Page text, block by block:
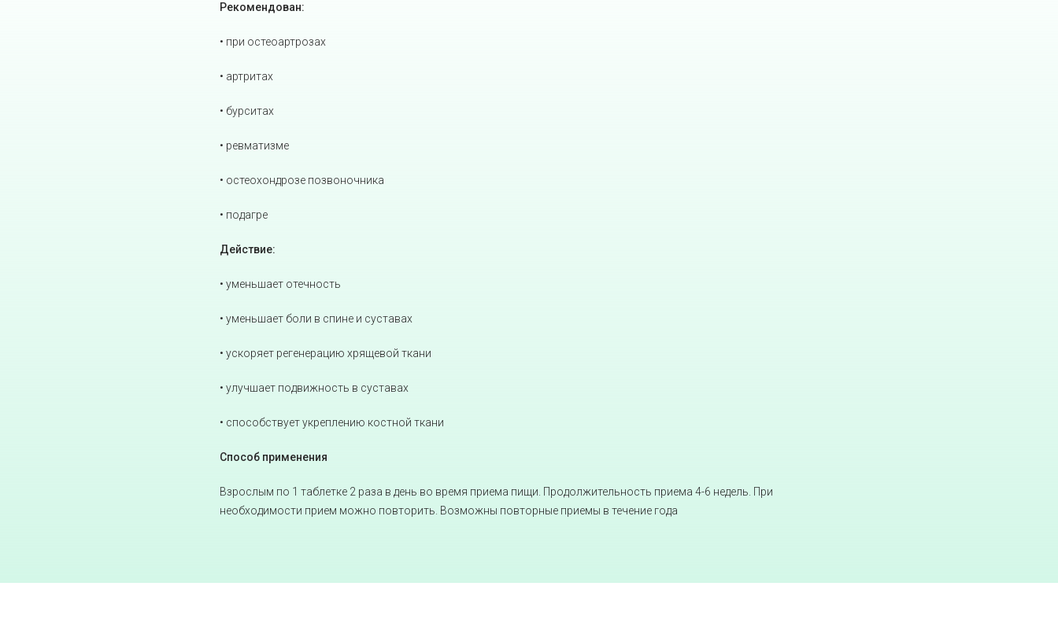
Рекомендован:
• при остеоартрозах
• артритах
• бурситах
• ревматизме
• остеохондрозе позвоночника
• подагре
Действие:
• уменьшает отечность
• уменьшает боли в спине и суставах
• ускоряет регенерацию хрящевой ткани
• улучшает подвижность в суставах
• способствует укреплению костной ткани
Способ применения
Взрослым по 1 таблетке 2 раза в день во время приема пищи. Продолжительность приема 4-6 недель. При
необходимости прием можно повторить. Возможны повторные приемы в течение года